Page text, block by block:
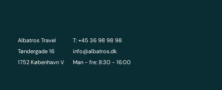
Albatros Travel
Tøndergade 16
1752 København V
T: +45 36 98 98 98
info@albatros.dk
Man - fre: 8:30 - 16:00